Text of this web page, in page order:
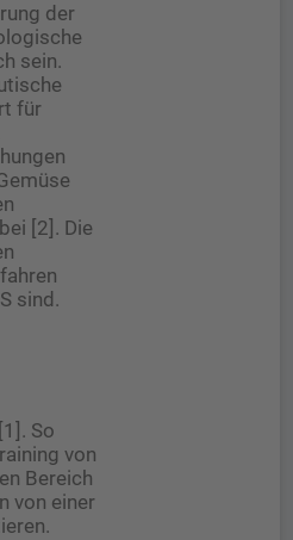
der
sein.
für
[2]. Die
sind.
So
von
Bereich
von einer